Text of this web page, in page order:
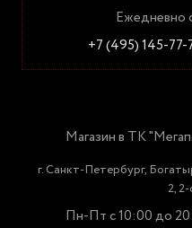
Ежедневно
+7 (495) 145-77-
Магазин в ТК
г. Санкт-Петербург,
2,
Пн-Пт с 10:00 до